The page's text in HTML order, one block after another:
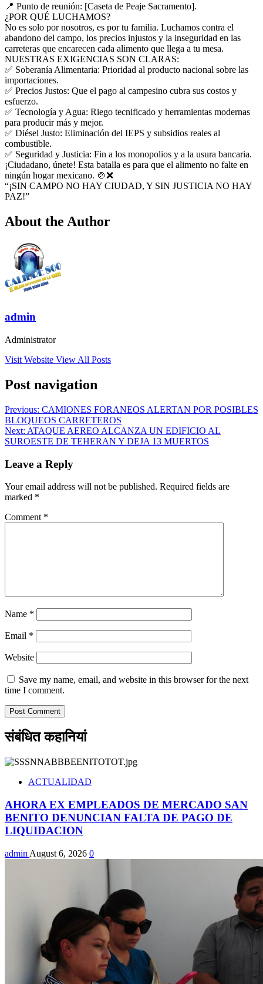
📍 Punto de reunión: [Caseta de Peaje Sacramento].
¿POR QUÉ LUCHAMOS?
No es solo por nosotros, es por tu familia. Luchamos contra el
abandono del campo, los precios injustos y la inseguridad en las
carreteras que encarecen cada alimento que llega a tu mesa.
NUESTRAS EXIGENCIAS SON CLARAS:
✅ Soberanía Alimentaria: Prioridad al producto nacional sobre las
importaciones.
✅ Precios Justos: Que el pago al campesino cubra sus costos y
esfuerzo.
✅ Tecnología y Agua: Riego tecnificado y herramientas modernas
para producir más y mejor.
✅ Diésel Justo: Eliminación del IEPS y subsidios reales al
combustible.
✅ Seguridad y Justicia: Fin a los monopolios y a la usura bancaria.
¡Ciudadano, únete! Esta batalla es para que el alimento no falte en
ningún hogar mexicano. 🍲❌
“¡SIN CAMPO NO HAY CIUDAD, Y SIN JUSTICIA NO HAY
PAZ!”
About the Author
admin
Administrator
Visit Website View All Posts
Post navigation
Previous: CAMIONES FORANEOS ALERTAN POR POSIBLES
BLOQUEOS CARRETEROS
Next: ATAQUE AEREO ALCANZA UN EDIFICIO AL
SUROESTE DE TEHERAN Y DEJA 13 MUERTOS
Leave a Reply
Your email address will not be published. Required fields are
marked *
Comment *
Name *
Email *
Website
Save my name, email, and website in this browser for the next
time I comment.
संबंधित कहानियां
ACTUALIDAD
AHORA EX EMPLEADOS DE MERCADO SAN
BENITO DENUNCIAN FALTA DE PAGO DE
LIQUIDACION
admin August 6, 2026 0